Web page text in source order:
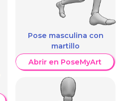
Pose masculina con
martillo
Abrir en PoseMyArt